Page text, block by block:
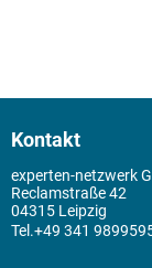
Kontakt
experten-netzwerk
Reclamstraße 42
04315 Leipzig
+49 341